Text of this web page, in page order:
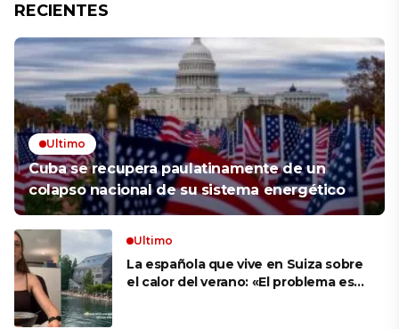
RECIENTES
Ultimo
Cuba se recupera paulatinamente de un
colapso nacional de su sistema energético
Ultimo
La española que vive en Suiza sobre
el calor del verano: «El problema es